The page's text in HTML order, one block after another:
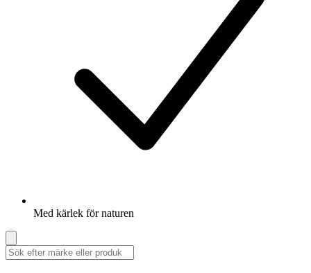
Med kärlek för naturen